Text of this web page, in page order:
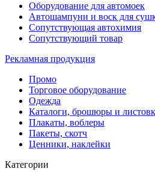
Оборудование для автомоек
Автошампуни и воск для
Сопутствующая автохимия
Сопутствующий товар
Рекламная продукция
Промо
Торговое оборудование
Одежда
Каталоги, брошюры и
Плакаты, воблеры
Пакеты, скотч
Ценники, наклейки
Категории